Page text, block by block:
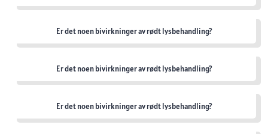
Er det noen bivirkninger av rødt lysbehandling?
Er det noen bivirkninger av rødt lysbehandling?
Er det noen bivirkninger av rødt lysbehandling?